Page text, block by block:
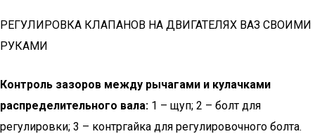
РЕГУЛИРОВКА КЛАПАНОВ НА ДВИГАТЕЛЯХ ВАЗ СВОИМИ
РУКАМИ
Контроль зазоров между рычагами и кулачками
распределительного вала: 1 – щуп; 2 – болт для
регулировки; 3 – контргайка для регулировочного болта.